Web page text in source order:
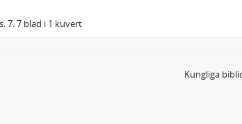
7. 7 blad i 1 kuvert
Kungliga